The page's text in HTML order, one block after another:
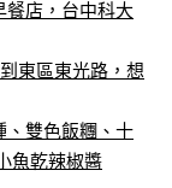
餐店，台中科大
東區東光路，想
、雙色飯糰、十
魚乾辣椒醬